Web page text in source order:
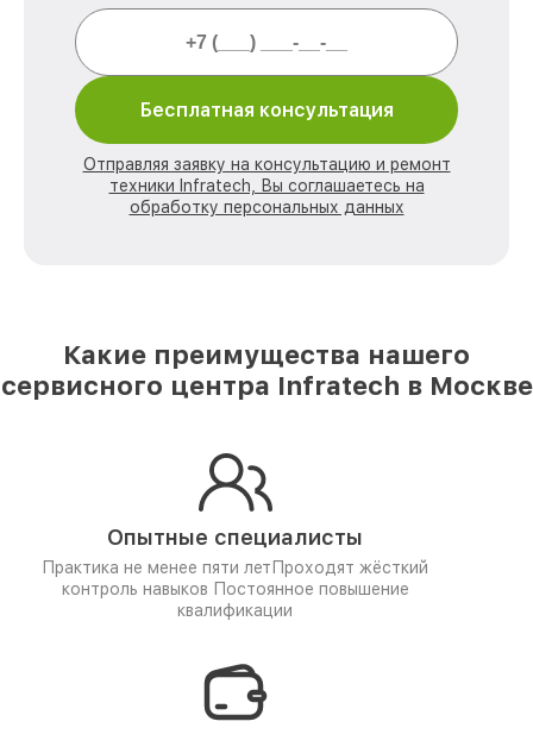
Бесплатная консультация
Отправляя заявку на консультацию и ремонт
техники Infratech, Вы соглашаетесь на
обработку персональных данных
Какие преимущества нашего
сервисного центра Infratech в Москве
Опытные специалисты
Практика не менее пяти лет Проходят жёсткий
контроль навыков Постоянное повышение
квалификации